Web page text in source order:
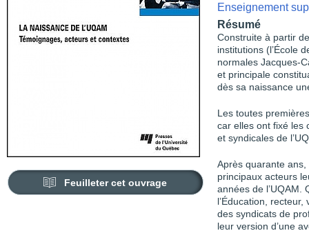
Feuilleter cet ouvrage
Enseignement
Résumé
Construite à partir
institutions (l’École
normales Jacques-
et principale
dès sa naissance
Les toutes
car elles ont fixé les
et syndicales de
Après quarante
principaux acteurs
années de l’UQAM.
l’Éducation,
des syndicats de
leur version d’une